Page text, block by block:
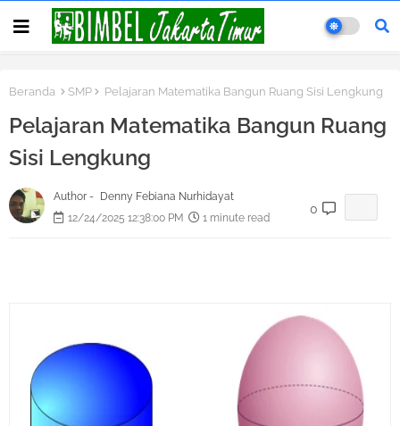
Beranda SMP Pelajaran Matematika Bangun Ruang Sisi Lengkung
Pelajaran Matematika Bangun Ruang
Sisi Lengkung
Author -
Denny Febiana Nurhidayat
12/24/2025 12:38:00 PM
1 minute read
0